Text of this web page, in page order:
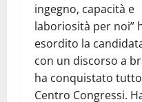
ingegno, capacità e
laboriosità per noi”
esordito la
con un discorso a
ha conquistato
Centro Congressi.